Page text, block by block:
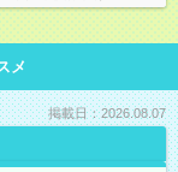
メ
掲載日：2026.08.07